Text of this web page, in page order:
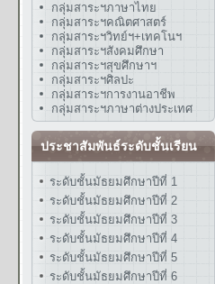
กลุ่มสาระฯภาษาไทย
กลุ่มสาระฯคณิตศาสตร์
กลุ่มสาระฯวิทย์ฯ+เทคโนฯ
กลุ่มสาระฯสังคมศึกษา
กลุ่มสาระฯสุขศึกษาฯ
กลุ่มสาระฯศิลปะ
กลุ่มสาระฯการงานอาชีพ
กลุ่มสาระฯภาษาต่างประเทศ
ประชาสัมพันธ์ระดับชั้นเรียน
ระดับชั้นมัธยมศึกษาปีที่ 1
ระดับชั้นมัธยมศึกษาปีที่ 2
ระดับชั้นมัธยมศึกษาปีที่ 3
ระดับชั้นมัธยมศึกษาปีที่ 4
ระดับชั้นมัธยมศึกษาปีที่ 5
ระดับชั้นมัธยมศึกษาปีที่ 6